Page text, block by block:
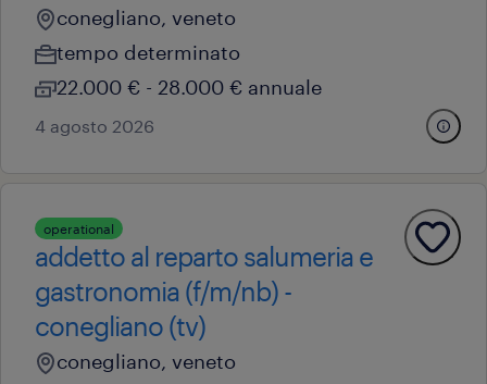
conegliano, veneto
tempo determinato
22.000 € - 28.000 € annuale
4 agosto 2026
operational
addetto al reparto salumeria e
gastronomia (f/m/nb) -
conegliano (tv)
conegliano, veneto